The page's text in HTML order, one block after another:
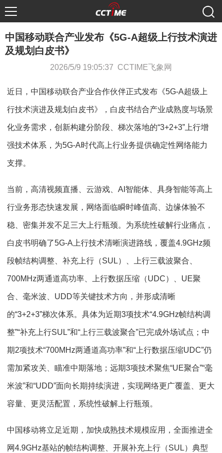
中国移动联合产业发布《5G-A超级上行技术演进
及规划白皮书》
2026/5/9 19:05:37 CCTIME飞象网
近日，中国移动联合产业合作伙伴正式发布《5G-A超级上
行技术演进及规划白皮书》，白皮书结合产业成熟度与场景
化业务需求，创新构建分阶段、梯次落地的“3+2+3”上行增
强技术体系，为5G-A时代高上行业务提供确定性网络能力
支撑。
当前，高清视频直播、云游戏、AI智能体、具身智能等高上
行业务形态快速发展，网络面临瞬时峰值高、边缘体验不
稳、密集并发不足三大上行瓶颈。为系统性破解行业痛点，
白皮书明确了5G-A上行技术清晰演进路线，覆盖4.9GHz频
段帧结构调整、补充上行（SUL）、上行三载波聚合、
700MHz两通道高功率、上行数据压缩（UDC）、UE聚
合、毫米波、UDD等关键技术方向，并形成清晰
的“3+2+3”梯次体系。具体为近期3项技术“4.9GHz帧结构调
整”“补充上行SUL”和“上行三载波聚合”已完成外场试点；中
期2项技术“700MHz两通道高功率”和“上行数据压缩UDC”仍
需加紧攻关、瞄准中期落地；远期3项技术聚焦“UE聚合”“毫
米波”和“UDD”面向长期持续演进，实现网络更广覆盖、更大
容量、更灵活配置，系统性破解上行瓶颈。
中国移动将立足近期，加快成熟技术规模应用，全面推进全
网4.9GHz基站的帧结构调整、开展补充上行（SUL）典型